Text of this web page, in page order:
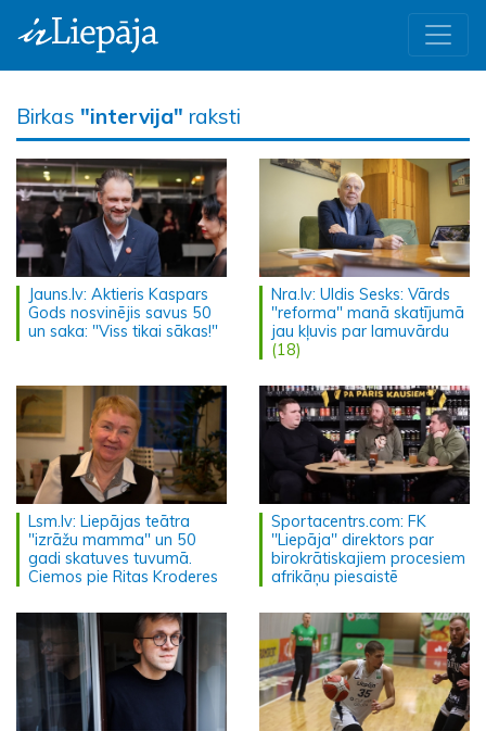
Birkas "intervija" raksti
Jauns.lv: Aktieris Kaspars
Gods nosvinējis savus 50
un saka: "Viss tikai sākas!"
Nra.lv: Uldis Sesks: Vārds
"reforma" manā skatījumā
jau kļuvis par lamuvārdu
(18)
Lsm.lv: Liepājas teātra
"izrāžu mamma" un 50
gadi skatuves tuvumā.
Ciemos pie Ritas Kroderes
Sportacentrs.com: FK
''Liepāja'' direktors par
birokrātiskajiem procesiem
afrikāņu piesaistē